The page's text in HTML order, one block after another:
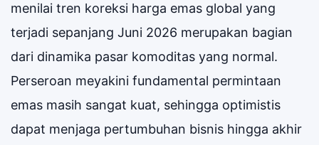
menilai tren koreksi harga emas global yang
terjadi sepanjang Juni 2026 merupakan bagian
dari dinamika pasar komoditas yang normal.
Perseroan meyakini fundamental permintaan
emas masih sangat kuat, sehingga optimistis
dapat menjaga pertumbuhan bisnis hingga akhir